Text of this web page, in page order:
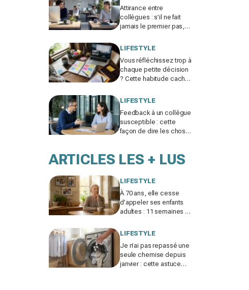
Attirance entre
collègues : s’il ne fait
jamais le premier pas,
mais pour une raison
LIFESTYLE
Vous réfléchissez trop à
chaque petite décision
? Cette habitude cachée
votre vie
LIFESTYLE
Feedback à un collègue
susceptible : cette
façon de dire les choses
ARTICLES LES + LUS
LIFESTYLE
À 70 ans, elle cesse
d’appeler ses enfants
adultes : 11 semaines de
brutale sur les familles
LIFESTYLE
Je n’ai pas repassé une
seule chemise depuis
janvier : cette astuce